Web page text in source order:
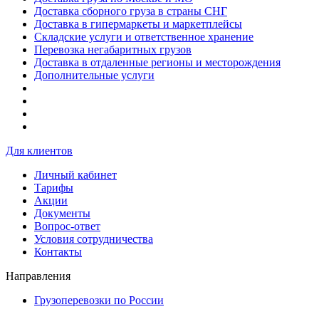
Доставка сборного груза в страны СНГ
Доставка в гипермаркеты и маркетплейсы
Складские услуги и ответственное хранение
Перевозка негабаритных грузов
Доставка в отдаленные регионы и месторождения
Дополнительные услуги
Для клиентов
Личный кабинет
Тарифы
Акции
Документы
Вопрос-ответ
Условия сотрудничества
Контакты
Направления
Грузоперевозки по России